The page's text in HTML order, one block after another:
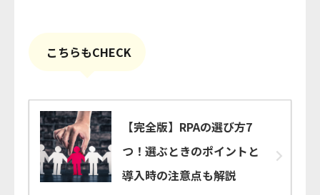
こちらもCHECK
【完全版】RPAの選び方7
つ！選ぶときのポイントと
導入時の注意点も解説